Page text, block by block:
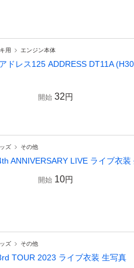
用 エンジン本体
ドレス125 ADDRESS DT11A
開始 32円
ズ その他
ANNIVERSARY LIVE ライブ衣装
開始 10円
ズ その他
TOUR 2023 ライブ衣装 生写真